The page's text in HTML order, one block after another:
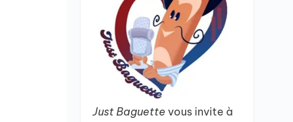
Just Baguettevous invite à